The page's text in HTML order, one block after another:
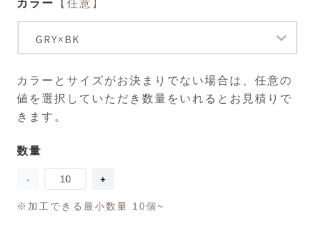
を
開
カラー 【任意】
カラーとサイズがお決まりでない場合は、任意の
値を選択していただき数量をいれるとお見積りで
きます。
数
数量
KAKSI
Kasanelu
リ
KAKSI
リ
※加工できる最小数量 10個~